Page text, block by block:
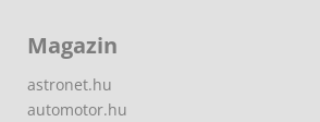
Magazin
astronet.hu
automotor.hu